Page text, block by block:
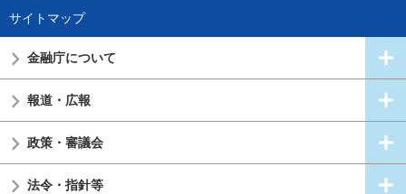
サイトマップ
金融庁について
報道・広報
政策・審議会
法令・指針等